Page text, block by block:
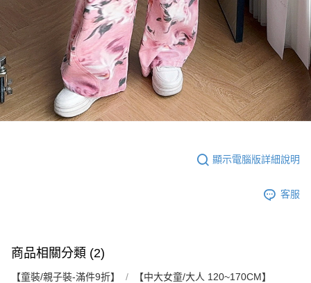
顯示電腦版詳細說明
客服
商品相關分類 (2)
【童裝/親子裝-滿件9折】 【中大女童/大人 120~170CM】